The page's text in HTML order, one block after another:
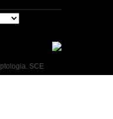
SCE